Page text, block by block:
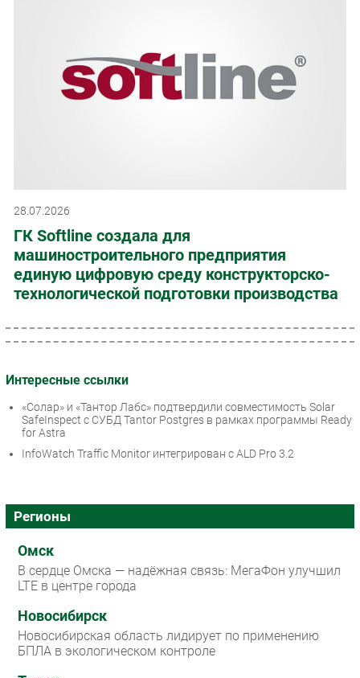
28.07.2026
ГК Softline создала для
машиностроительного предприятия
единую цифровую среду конструкторско-
технологической подготовки производства
Интересные ссылки
«Солар» и «Тантор Лабс» подтвердили совместимость Solar
SafeInspect с СУБД Tantor Postgres в рамках программы Ready
for Astra
InfoWatch Traffic Monitor интегрирован с ALD Pro 3.2
Регионы
Омск
В сердце Омска — надёжная связь: МегаФон улучшил
LTE в центре города
Новосибирск
Новосибирская область лидирует по применению
БПЛА в экологическом контроле